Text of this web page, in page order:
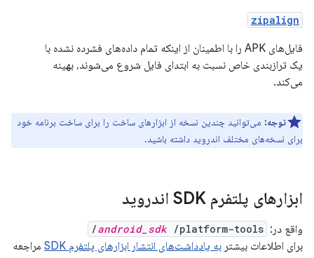
zipalign
فایل‌های APK را با اطمینان از اینکه تمام داده‌های فشرده نشده با
یک ترازبندی خاص نسبت به ابتدای فایل شروع می‌شوند، بهینه
می‌کند.
توجه: می‌توانید چندین نسخه از ابزارهای ساخت را برای ساخت برنامه خود
برای نسخه‌های مختلف اندروید داشته باشید.
ابزارهای پلتفرم SDK اندروید
واقع در: android_sdk/platform-tools/
برای اطلاعات بیشتر به یادداشت‌های انتشار ابزارهای پلتفرم SDK
مراجعه